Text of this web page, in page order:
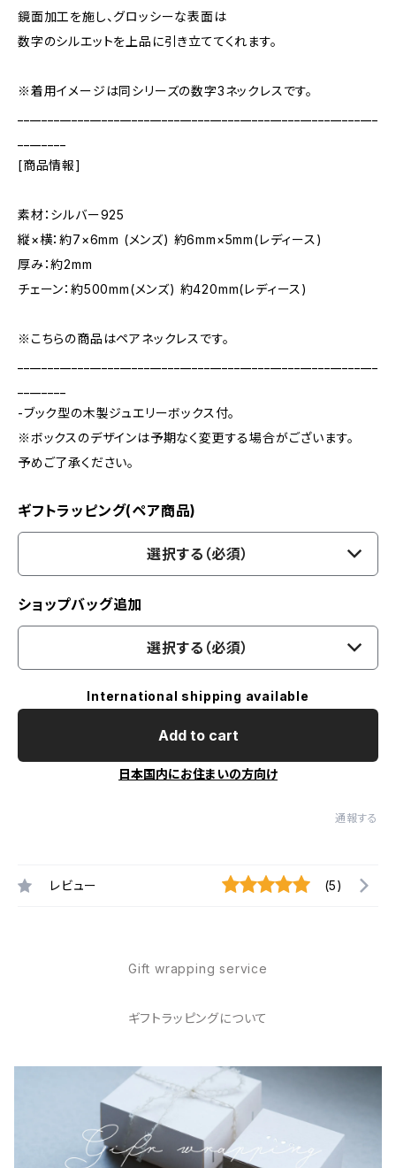
鏡面加工を施し、グロッシーな表面は
数字のシルエットを上品に引き立ててくれます。
※着用イメージは同シリーズの数字3ネックレスです。
[商品情報]
素材：シルバー925
縦×横：約7×6mm (メンズ) 約6mm×5mm(レディース)
厚み：約2mm
チェーン：約500mm(メンズ) 約420mm(レディース)
※こちらの商品はペアネックレスです。
-ブック型の木製ジュエリーボックス付。
※ボックスのデザインは予期なく変更する場合がございます。
予めご了承ください。
ギフトラッピング(ペア商品)
選択する（必須）
ショップバッグ追加
選択する（必須）
International shipping available
Add to cart
日本国内にお住まいの方向け
通報する
レビュー (5)
Gift wrapping service
ギフトラッピングについて